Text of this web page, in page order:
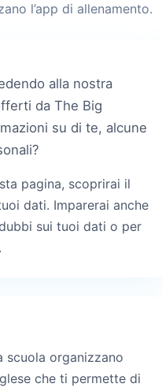
l’app di allenamento.
alla nostra
da The Big
su di te, alcune
pagina, scoprirai il
dati. Imparerai anche
sui tuoi dati o per
scuola organizzano
che ti permette di